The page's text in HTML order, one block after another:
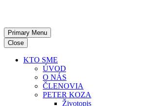
Primary Menu
Close
KTO SME
ÚVOD
O NÁS
ČLENOVIA
PETER KOZA
Životopis